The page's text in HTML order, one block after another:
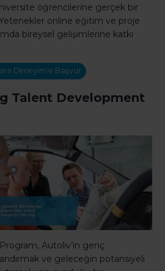
öğrencilerine gerçek bir
online eğitim ve proje
bireysel gelişimlerine katkı
Deneyim'e Başvur
Talent Development
Autoliv’in genç
ve geleceğin potansiyeli